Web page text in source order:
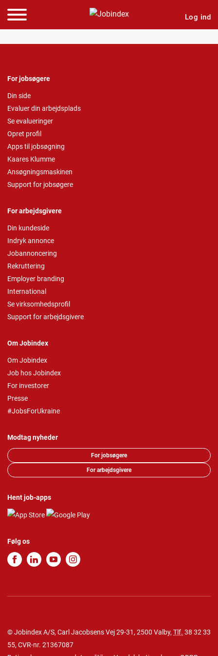
Log ind
For jobsøgere
Din side
Evaluer din arbejdsplads
Se evalueringer
Opret profil
Apps til jobsøgning
Kaares Klumme
Ansøgningsmaskinen
Support for jobsøgere
For arbejdsgivere
Din kundeside
Indryk annonce
Jobannoncering
Rekruttering
Employer branding
International
Se virksomhedsprofil
Support for arbejdsgivere
Om Jobindex
Om Jobindex
Job hos Jobindex
For investorer
Presse
#JobsForUkraine
Modtag nyheder
For jobsøgere
For arbejdsgivere
Hent job-apps
Følg os
© Jobindex A/S, Carl Jacobsens Vej 29-31, 2500 Valby, Tlf. 38 32 33
55, CVR-nr. 21367087